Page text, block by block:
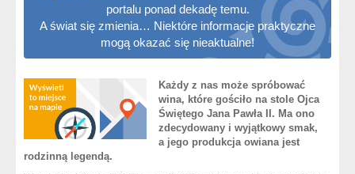
portalu ponad dekadę temu.
A świat się zmienia… Niektóre informacje praktyczne
mogą okazać się nieaktualne!
Każdy z nas może spróbować
wina, które gościło na stole Ojca
Świętego Jana Pawła II. Ma ono
zdecydowany i wyjątkowy smak,
a jego produkcja owiana jest
rodzinną legendą.